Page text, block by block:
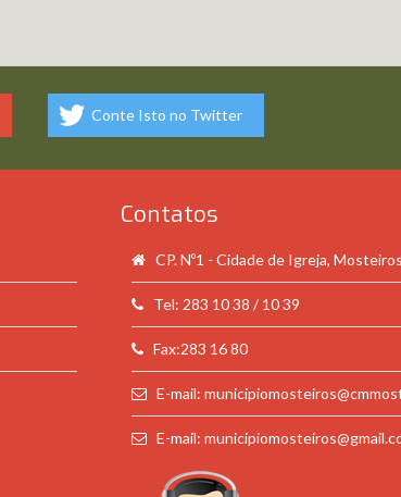
Conte Isto no Twitter
Contatos
CP. Nº1 - Cidade de Igreja,
Tel: 283 10 38 / 10 39
Fax:283 16 80
E-mail:
E-mail: